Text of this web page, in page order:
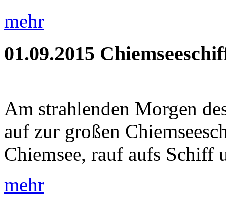
mehr
01.09.2015
Am strahlenden Morgen
auf zur großen
Chiemsee, rauf aufs Schiff
mehr